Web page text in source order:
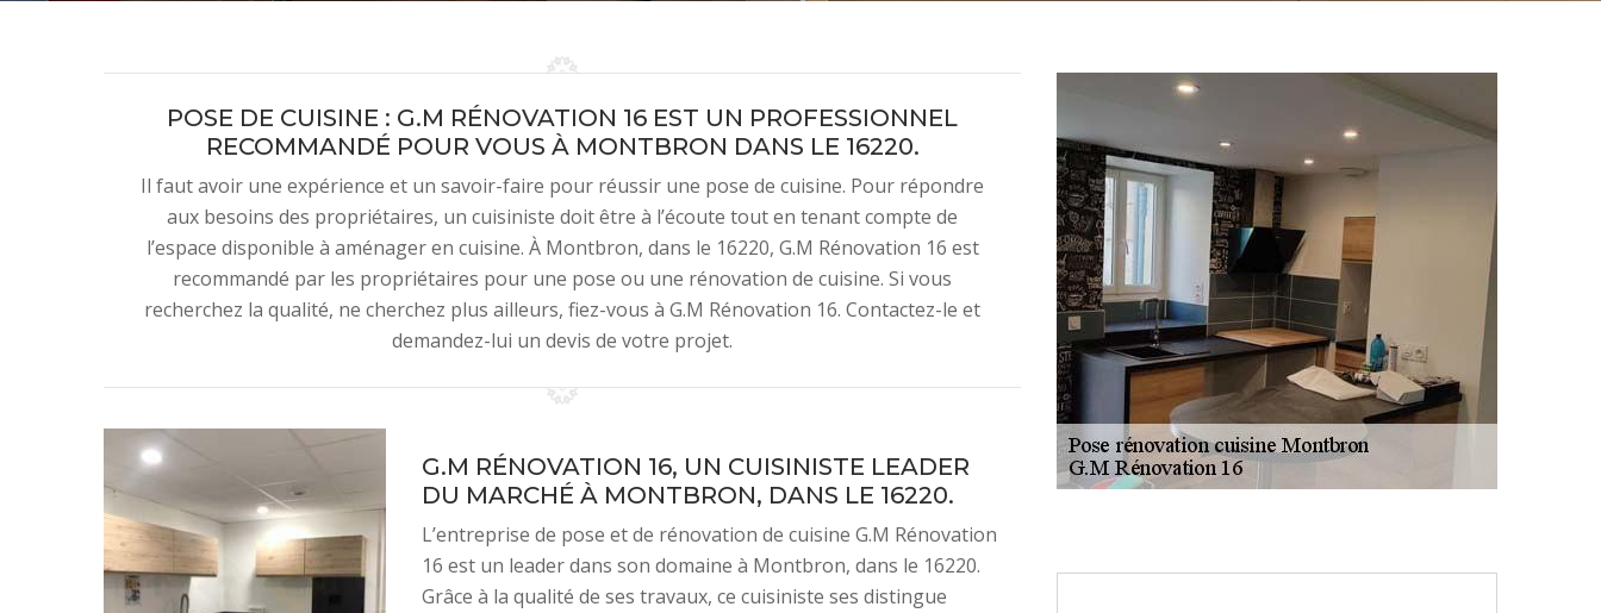
POSE DE CUISINE : G.M RÉNOVATION 16 EST UN PROFESSIONNEL
RECOMMANDÉ POUR VOUS À MONTBRON DANS LE 16220.
Il faut avoir une expérience et un savoir-faire pour réussir une pose de cuisine. Pour répondre
aux besoins des propriétaires, un cuisiniste doit être à l’écoute tout en tenant compte de
l’espace disponible à aménager en cuisine. À Montbron, dans le 16220, G.M Rénovation 16 est
recommandé par les propriétaires pour une pose ou une rénovation de cuisine. Si vous
recherchez la qualité, ne cherchez plus ailleurs, fiez-vous à G.M Rénovation 16. Contactez-le et
demandez-lui un devis de votre projet.
G.M RÉNOVATION 16, UN CUISINISTE LEADER
DU MARCHÉ À MONTBRON, DANS LE 16220.
L’entreprise de pose et de rénovation de cuisine G.M Rénovation
16 est un leader dans son domaine à Montbron, dans le 16220.
Grâce à la qualité de ses travaux, ce cuisiniste ses distingue